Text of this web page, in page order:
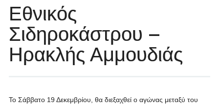
Εθνικός
Σιδηροκάστρου –
Ηρακλής Αμμουδιάς
Το Σάββατο 19 Δεκεμβρίου, θα διεξαχθεί ο αγώνας μεταξύ του